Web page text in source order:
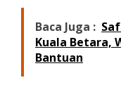
Baca Juga :
Kuala Betara,
Bantuan